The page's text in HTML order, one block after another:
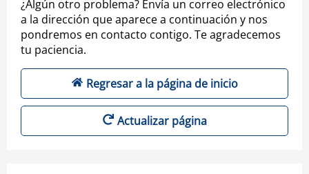
¿Algún otro problema? Envía un correo electrónico
a la dirección que aparece a continuación y nos
pondremos en contacto contigo. Te agradecemos
tu paciencia.
Regresar a la página de inicio
Actualizar página